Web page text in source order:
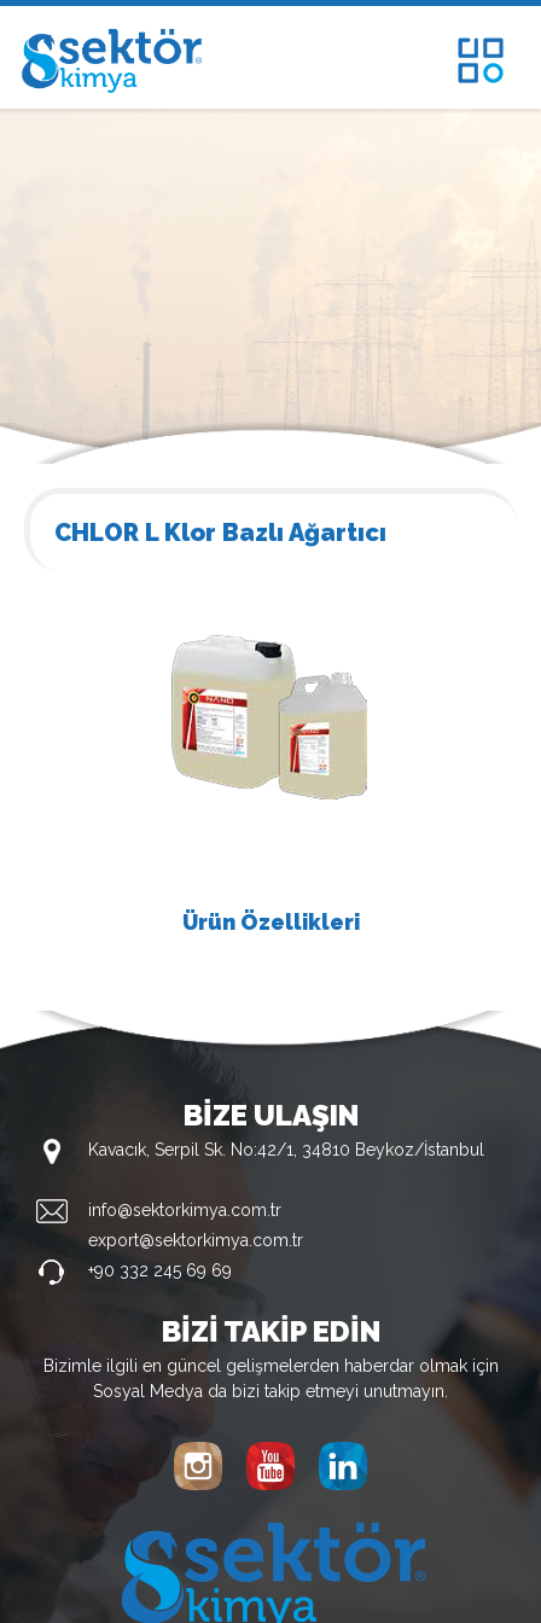
CHLOR L Klor Bazlı Ağartıcı
Ürün Özellikleri
BİZE ULAŞIN
Kavacık, Serpil Sk. No:42/1, 34810 Beykoz/İstanbul
info@sektorkimya.com.tr
export@sektorkimya.com.tr
+90 332 245 69 69
BİZİ TAKİP EDİN
Bizimle ilgili en güncel gelişmelerden haberdar olmak için
Sosyal Medya da bizi takip etmeyi unutmayın.